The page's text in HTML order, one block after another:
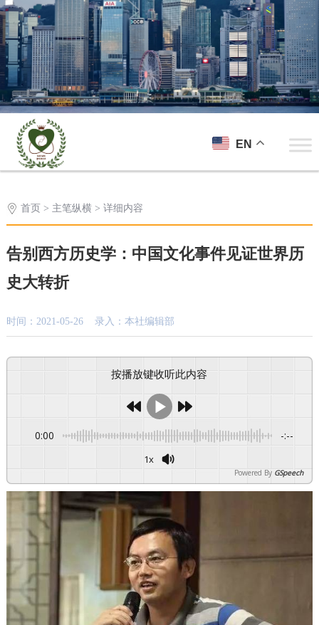
EN
首页 > 主笔纵横> 详细内容
告别西方历史学：中国文化事件见证世界历
史大转折
时间：2021-05-26 录入：本社编辑部
按播放键收听此内容
0:00 -:--
1x
Powered By GSpeech